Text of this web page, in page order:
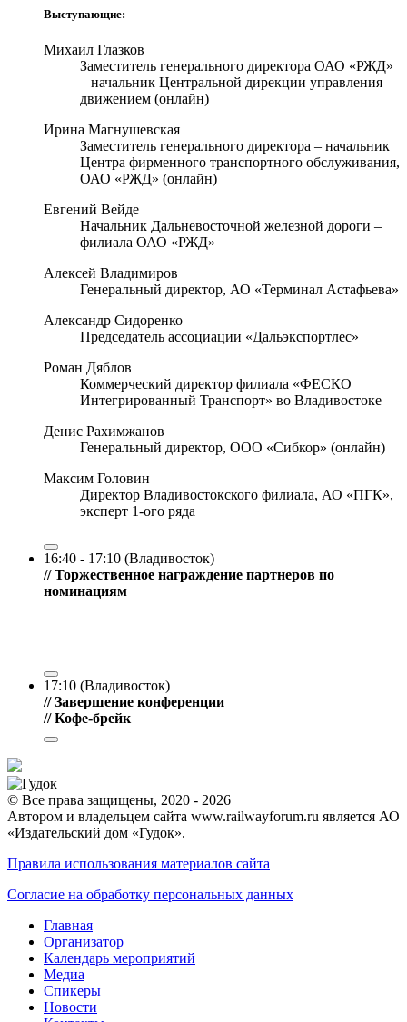
Выступающие:
Михаил Глазков
Заместитель генерального директора ОАО «РЖД»
– начальник Центральной дирекции управления
движением (онлайн)
Ирина Магнушевская
Заместитель генерального директора – начальник
Центра фирменного транспортного обслуживания,
ОАО «РЖД» (онлайн)
Евгений Вейде
Начальник Дальневосточной железной дороги –
филиала ОАО «РЖД»
Алексей Владимиров
Генеральный директор, АО «Терминал Астафьева»
Александр Сидоренко
Председатель ассоциации «Дальэкспортлес»
Роман Дяблов
Коммерческий директор филиала «ФЕСКО
Интегрированный Транспорт» во Владивостоке
Денис Рахимжанов
Генеральный директор, ООО «Сибкор» (онлайн)
Максим Головин
Директор Владивостокского филиала, АО «ПГК»,
эксперт 1-ого ряда
16:40 - 17:10 (Владивосток)
// Торжественное награждение партнеров по
номинациям
17:10 (Владивосток)
// Завершение конференции
// Кофе-брейк
© Все права защищены, 2020 - 2026
Автором и владельцем сайта www.railwayforum.ru является АО
«Издательский дом «Гудок».
Правила использования материалов сайта
Согласие на обработку персональных данных
Главная
Организатор
Календарь мероприятий
Медиа
Спикеры
Новости